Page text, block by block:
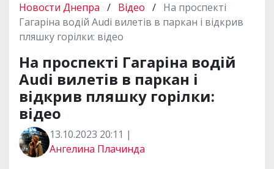
Новости Днепра / Відео / На проспекті
Гагаріна водій Audi вилетів в паркан і відкрив
пляшку горілки: відео
На проспекті Гагаріна водій
Audi вилетів в паркан і
відкрив пляшку горілки:
відео
13.10.2023 20:11 |
Ангелина Плачинда